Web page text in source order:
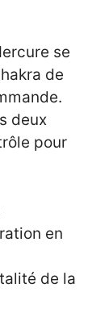
se
de
deux
pour
en
de la